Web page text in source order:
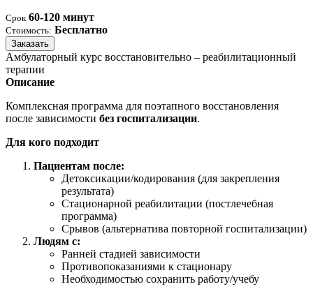
Срок 60-120 минут
Стоимость: Бесплатно
Заказать
Амбулаторный курс восстановительно – реабилитационный
терапии
Описание
Комплексная программа для поэтапного восстановления
после зависимости без госпитализации.
Для кого подходит
Пациентам после:
Детоксикации/кодирования (для закрепления
результата)
Стационарной реабилитации (постлечебная
программа)
Срывов (альтернатива повторной госпитализации)
Людям с:
Ранней стадией зависимости
Противопоказаниями к стационару
Необходимостью сохранить работу/учебу